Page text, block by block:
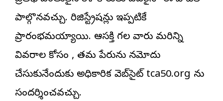
పాల్గొనవచ్చు. రిజిస్ట్రేషన్లు ఇప్పటికే
ప్రారంభమయ్యాయి. ఆసక్తి గల వారు మరిన్ని
వివరాల కోసం , తమ పేరును నమోదు
చేసుకునేందుకు అధికారిక వెబ్‌సైట్ tca50.org ను
సందర్శించవచ్చు.